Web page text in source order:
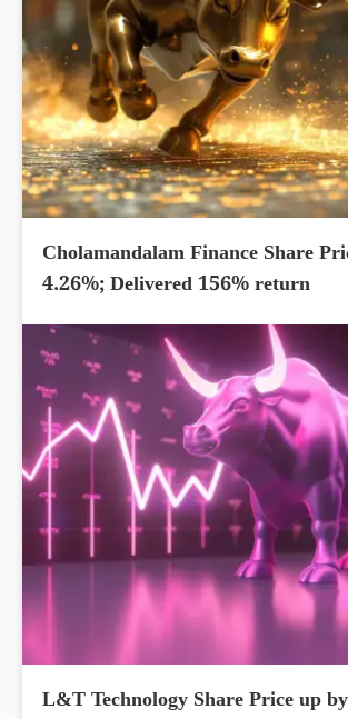
Cholamandalam Finance Share
4.26%; Delivered 156% return